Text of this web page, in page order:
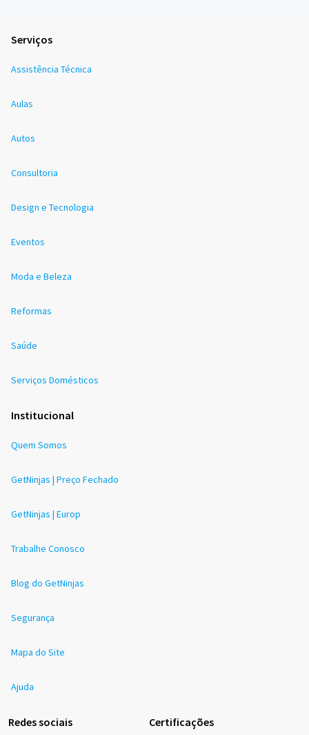
Serviços
Assistência Técnica
Aulas
Autos
Consultoria
Design e Tecnologia
Eventos
Moda e Beleza
Reformas
Saúde
Serviços Domésticos
Institucional
Quem Somos
GetNinjas | Preço Fechado
GetNinjas | Europ
Trabalhe Conosco
Blog do GetNinjas
Segurança
Mapa do Site
Ajuda
Redes sociais Certificações